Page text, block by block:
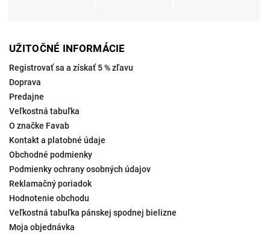
UŽITOČNÉ INFORMÁCIE
Registrovať sa a získať 5 % zľavu
Doprava
Predajne
Veľkostná tabuľka
O značke Favab
Kontakt a platobné údaje
Obchodné podmienky
Podmienky ochrany osobných údajov
Reklamačný poriadok
Hodnotenie obchodu
Veľkostná tabuľka pánskej spodnej bielizne
Moja objednávka